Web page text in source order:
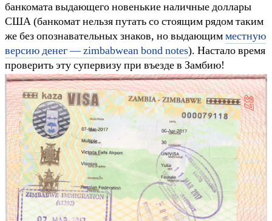
банкомата выдающего новенькие наличные доллары
США (банкомат нельзя путать со стоящим рядом таким
же без опознавательных знаков, но выдающимместную
версию денег — zimbabwean bond notes). Настало время
проверить эту супервизу при въезде в Замбию!